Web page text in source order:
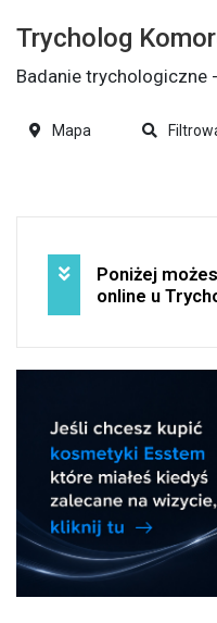
Poniżej
online u
Trycholog
Badanie trychologiczne
Mapa